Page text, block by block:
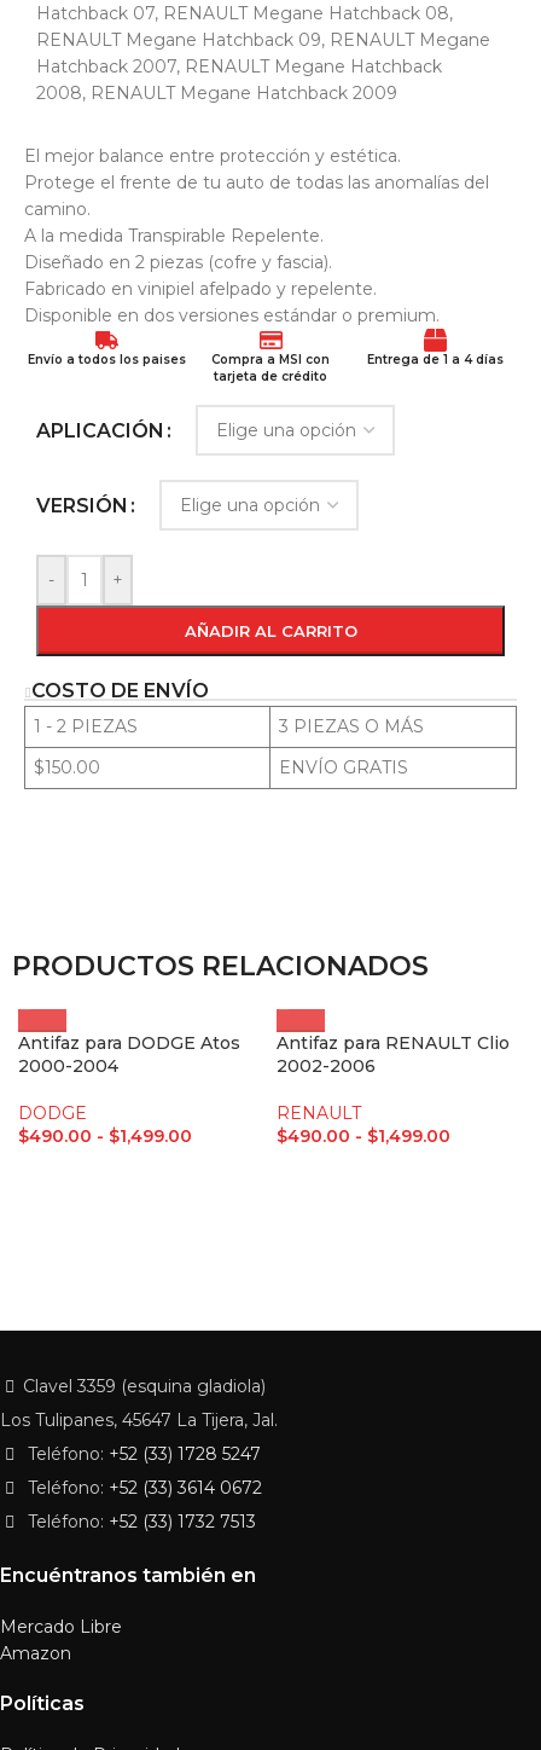
Hatchback 07, RENAULT Megane Hatchback 08,
RENAULT Megane Hatchback 09, RENAULT Megane
Hatchback 2007, RENAULT Megane Hatchback
2008, RENAULT Megane Hatchback 2009
El mejor balance entre protección y estética.
Protege el frente de tu auto de todas las anomalías del
camino.
A la medida Transpirable Repelente.
Diseñado en 2 piezas (cofre y fascia).
Fabricado en vinipiel afelpado y repelente.
Disponible en dos versiones estándar o premium.
Envío a todos los paises
Compra a MSI con
tarjeta de crédito
Entrega de 1 a 4 días
APLICACIÓN
VERSIÓN
- +
AÑADIR AL CARRITO
COSTO DE ENVÍO
1 - 2 PIEZAS
3 PIEZAS O MÁS
$150.00
ENVÍO GRATIS
PRODUCTOS RELACIONADOS
Antifaz para DODGE Atos
2000-2004
DODGE
$490.00 - $1,499.00
Antifaz para RENAULT Clio
2002-2006
RENAULT
$490.00 - $1,499.00
Clavel 3359 (esquina gladiola)
Los Tulipanes, 45647 La Tijera, Jal.
Teléfono: +52 (33) 1728 5247
Teléfono: +52 (33) 3614 0672
Teléfono: +52 (33) 1732 7513
Encuéntranos también en
Mercado Libre
Amazon
Políticas